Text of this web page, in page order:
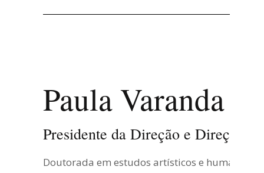
Paula Varanda
Presidente da Direção e Direção
Doutorada em estudos artísticos e